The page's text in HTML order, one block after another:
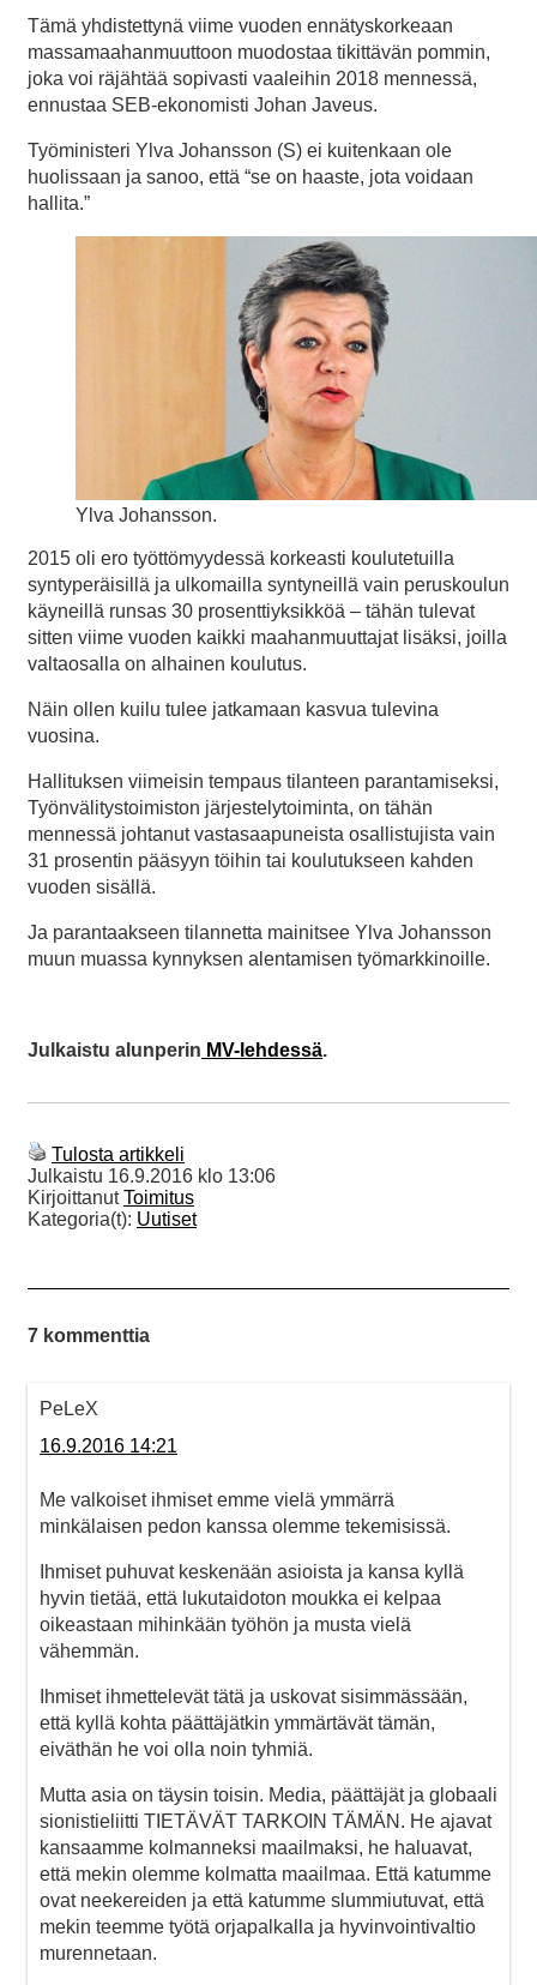
Tämä yhdistettynä viime vuoden ennätyskorkeaan
massamaahanmuuttoon muodostaa tikittävän pommin,
joka voi räjähtää sopivasti vaaleihin 2018 mennessä,
ennustaa SEB-ekonomisti Johan Javeus.
Työministeri Ylva Johansson (S) ei kuitenkaan ole
huolissaan ja sanoo, että “se on haaste, jota voidaan
hallita.”
Ylva Johansson.
2015 oli ero työttömyydessä korkeasti koulutetuilla
syntyperäisillä ja ulkomailla syntyneillä vain peruskoulun
käyneillä runsas 30 prosenttiyksikköä – tähän tulevat
sitten viime vuoden kaikki maahanmuuttajat lisäksi, joilla
valtaosalla on alhainen koulutus.
Näin ollen kuilu tulee jatkamaan kasvua tulevina
vuosina.
Hallituksen viimeisin tempaus tilanteen parantamiseksi,
Työnvälitystoimiston järjestelytoiminta, on tähän
mennessä johtanut vastasaapuneista osallistujista vain
31 prosentin pääsyyn töihin tai koulutukseen kahden
vuoden sisällä.
Ja parantaakseen tilannetta mainitsee Ylva Johansson
muun muassa kynnyksen alentamisen työmarkkinoille.
Julkaistu alunperin MV-lehdessä.
Tulosta artikkeli
Julkaistu 16.9.2016 klo 13:06
KirjoittanutToimitus
Kategoria(t): Uutiset
7 kommenttia
PeLeX
16.9.2016 14:21
Me valkoiset ihmiset emme vielä ymmärrä
minkälaisen pedon kanssa olemme tekemisissä.
Ihmiset puhuvat keskenään asioista ja kansa kyllä
hyvin tietää, että lukutaidoton moukka ei kelpaa
oikeastaan mihinkään työhön ja musta vielä
vähemmän.
Ihmiset ihmettelevät tätä ja uskovat sisimmässään,
että kyllä kohta päättäjätkin ymmärtävät tämän,
eiväthän he voi olla noin tyhmiä.
Mutta asia on täysin toisin. Media, päättäjät ja globaali
sionistieliitti TIETÄVÄT TARKOIN TÄMÄN. He ajavat
kansaamme kolmanneksi maailmaksi, he haluavat,
että mekin olemme kolmatta maailmaa. Että katumme
ovat neekereiden ja että katumme slummiutuvat, että
mekin teemme työtä orjapalkalla ja hyvinvointivaltio
murennetaan.